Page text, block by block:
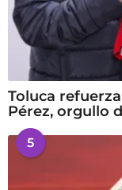
Toluca
Pérez, orgullo
5